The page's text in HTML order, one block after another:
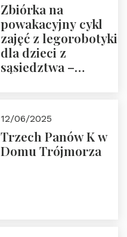
Zbiórka na
powakacyjny cykl
zajęć z legorobotyki
dla dzieci z
sąsiedztwa –
Fundacji
12/06/2025
Trzech Panów K w
Domu Trójmorza